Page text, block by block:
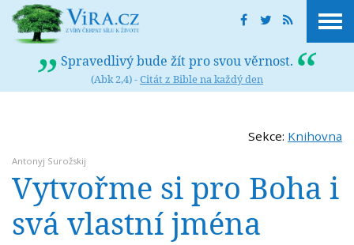
Spravedlivý bude žít pro svou věrnost.
(Abk 2,4) -Citát z Bible na každý den
Sekce: Knihovna
Antonyj Surožskij
Vytvořme si pro Boha i
svá vlastní jména